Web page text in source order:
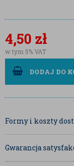
4,50 zł
w tym 5% VAT
DODAJ DO
Formy i koszty
Gwarancja